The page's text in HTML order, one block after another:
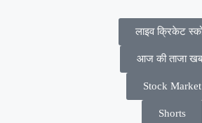
लाइव क्रिकेट
आज की ताजा
Stock Market
Shorts